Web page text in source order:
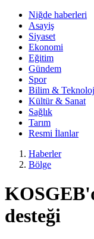
Niğde haberleri
Asayiş
Siyaset
Ekonomi
Eğitim
Gündem
Spor
Bilim &
Kültür & Sanat
Sağlık
Tarım
Resmi İlanlar
Haberler
Bölge
desteği